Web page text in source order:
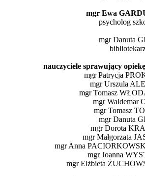
mgr Ewa
psycholog
mgr Danuta
nauczyciele sprawujący
mgr Patrycja
mgr Urszula
mgr Tomasz
mgr Waldemar
mgr Tomasz
mgr Danuta
mgr Dorota
mgr Małgorzata
mgr Anna
mgr Joanna
mgr Elżbieta